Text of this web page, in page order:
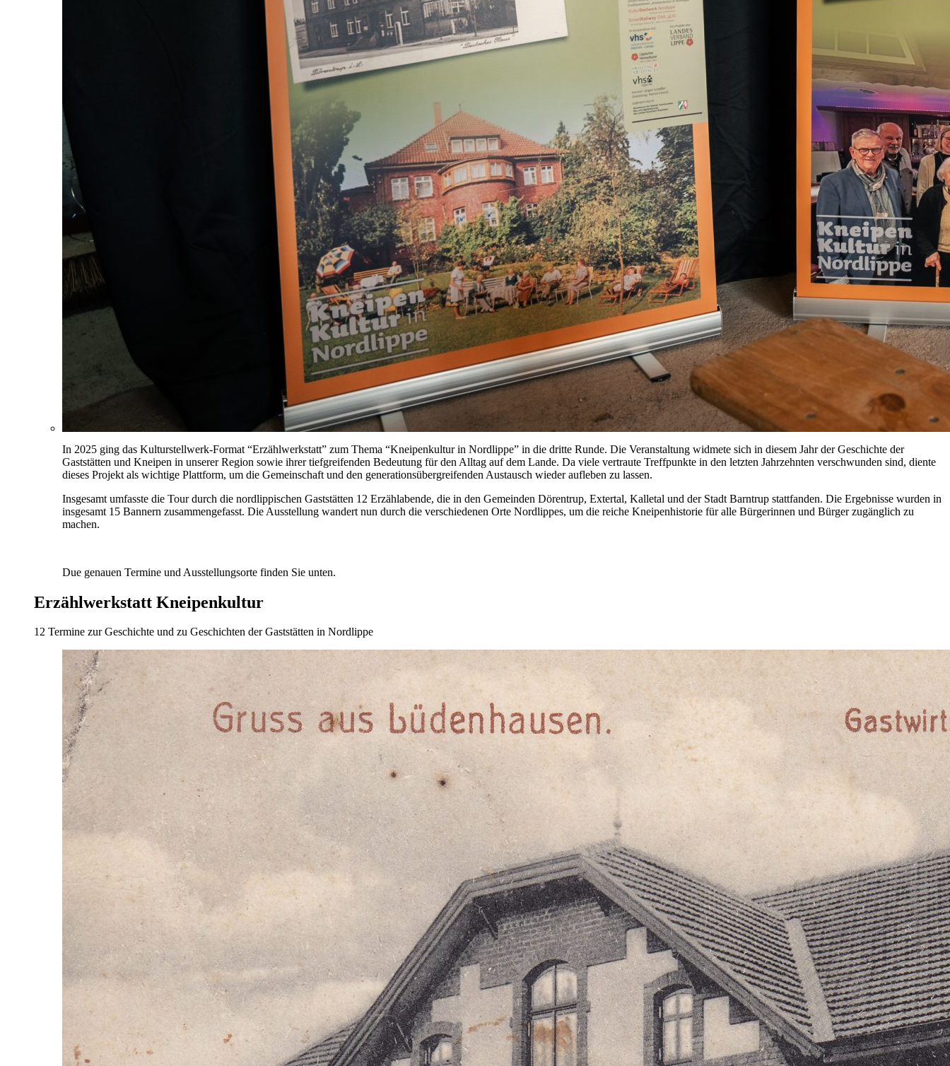
In 2025 ging das Kulturstellwerk-Format “Erzählwerkstatt” zum Thema “Kneipenkultur in Nordlippe” in die dritte Runde. Die Veranstaltung widmete sich in diesem Jahr der Geschichte der
Gaststätten und Kneipen in unserer Region sowie ihrer tiefgreifenden Bedeutung für den Alltag auf dem Lande. Da viele vertraute Treffpunkte in den letzten Jahrzehnten verschwunden sind, diente
dieses Projekt als wichtige Plattform, um die Gemeinschaft und den generationsübergreifenden Austausch wieder aufleben zu lassen.
Insgesamt umfasste die Tour durch die nordlippischen Gaststätten 12 Erzählabende, die in den Gemeinden Dörentrup, Extertal, Kalletal und der Stadt Barntrup stattfanden. Die Ergebnisse wurden in
insgesamt 15 Bannern zusammengefasst. Die Ausstellung wandert nun durch die verschiedenen Orte Nordlippes, um die reiche Kneipenhistorie für alle Bürgerinnen und Bürger zugänglich zu
machen.
Due genauen Termine und Ausstellungsorte finden Sie unten.
Erzählwerkstatt Kneipenkultur
12 Termine zur Geschichte und zu Geschichten der Gaststätten in Nordlippe